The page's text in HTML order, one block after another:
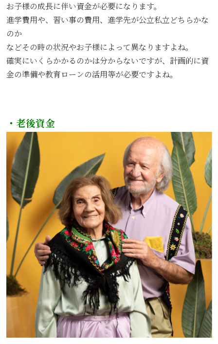
お子様の成長に伴い資金が必要になります。
進学費用や、習い事の費用、進学先が公立私立どちらかな
のか
などその時の状況やお子様によって異なりますよね。
確実にいくらかかるのかは分からないですが、計画的に資
金の準備や教育ローンの活用等が必要ですよね。
・老後資金